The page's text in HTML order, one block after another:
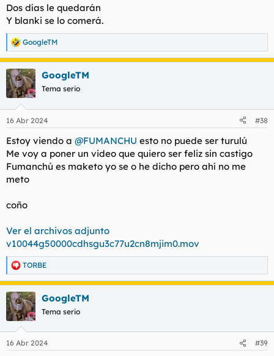
Dos días le quedarán
Y blanki se lo comerá.
R
e
a
c
c
i
e
:
GoogleTM
GoogleTM
Tema serio
16 Abr 2024 #38
Estoy viendo a @FUMANCHU esto no puede ser turulú
Me voy a poner un video que quiero ser feliz sin castigo
Fumanchú es maketo yo se o he dicho pero ahí no me
meto
coño
Ver el archivos adjunto
v10044g50000cdhsgu3c77u2cn8mjim0.mov
R
e
a
c
c
i
e
TORBE
GoogleTM
Tema serio
16 Abr 2024 #39